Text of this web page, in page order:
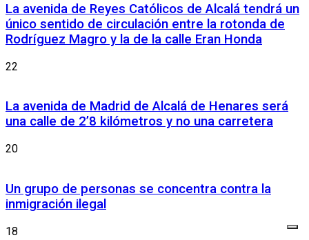
La avenida de Reyes Católicos de Alcalá tendrá un
único sentido de circulación entre la rotonda de
Rodríguez Magro y la de la calle Eran Honda
22
La avenida de Madrid de Alcalá de Henares será
una calle de 2’8 kilómetros y no una carretera
20
Un grupo de personas se concentra contra la
inmigración ilegal
18